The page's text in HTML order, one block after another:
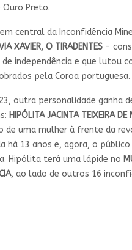
Ouro Preto.
central da Inconfidência
XAVIER, O TIRADENTES -
independência e que lutou
pela Coroa portuguesa.
outra personalidade ganha
HIPÓLITA JACINTA TEIXEIRA DE
de uma mulher à frente da
há 13 anos e, agora, o público
Hipólita terá uma lápide no
, ao lado de outros 16